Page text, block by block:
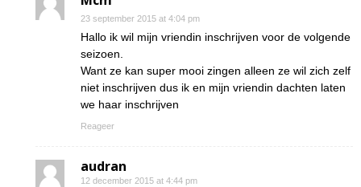
23 september 2015 at 4:04 pm
Hallo ik wil mijn vriendin inschrijven voor de volgende
seizoen.
Want ze kan super mooi zingen alleen ze wil zich zelf
niet inschrijven dus ik en mijn vriendin dachten laten
we haar inschrijven
Reageer
audran
12 december 2015 at 4:44 pm